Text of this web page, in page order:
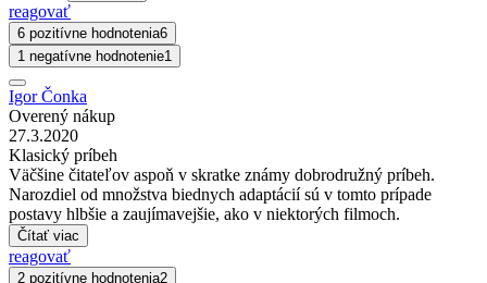
reagovať
6 pozitívne hodnotenia6
1 negatívne hodnotenie1
Igor Čonka
Overený nákup
27.3.2020
Klasický príbeh
Väčšine čitateľov aspoň v skratke známy dobrodružný príbeh.
Narozdiel od množstva biednych adaptácií sú v tomto prípade
postavy hlbšie a zaujímavejšie, ako v niektorých filmoch.
Čítať viac
reagovať
2 pozitívne hodnotenia2